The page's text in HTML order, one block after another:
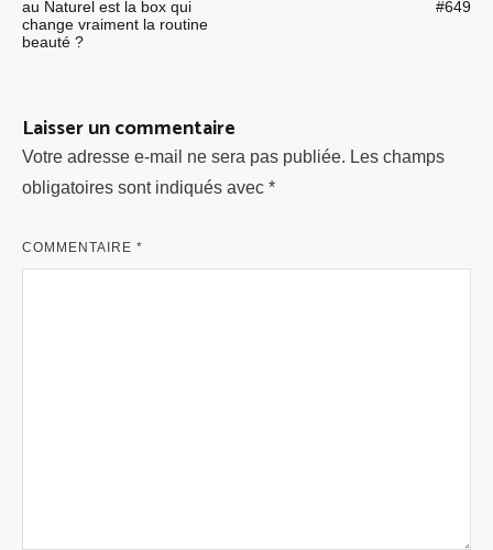
de
l’article
au Naturel est la box qui
change vraiment la routine
beauté ?
#649
Laisser un commentaire
Votre adresse e-mail ne sera pas publiée. Les champs
obligatoires sont indiqués avec *
COMMENTAIRE *